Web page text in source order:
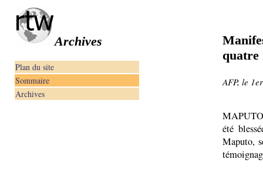
Archives
Plan du site
Sommaire
Archives
quatre
AFP, le
été
Maputo,